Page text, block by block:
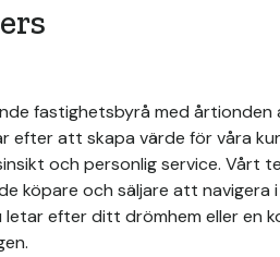
fastighetsbyrå med årtionden
efter att skapa värde för våra
och personlig service. Vårt
köpare och säljare att navigera
efter ditt drömhem eller en